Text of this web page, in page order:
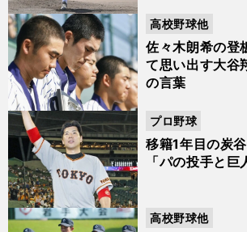
佐々木朗希の登
て思い出す大谷
の言葉
高校野球他
移籍1年目の炭
「パの投手と巨
プロ野球
高校野球他